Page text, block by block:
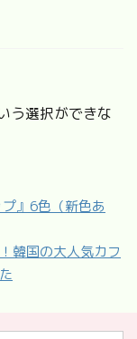
う選択ができな
』6色（新色あ
韓国の大人気カフ